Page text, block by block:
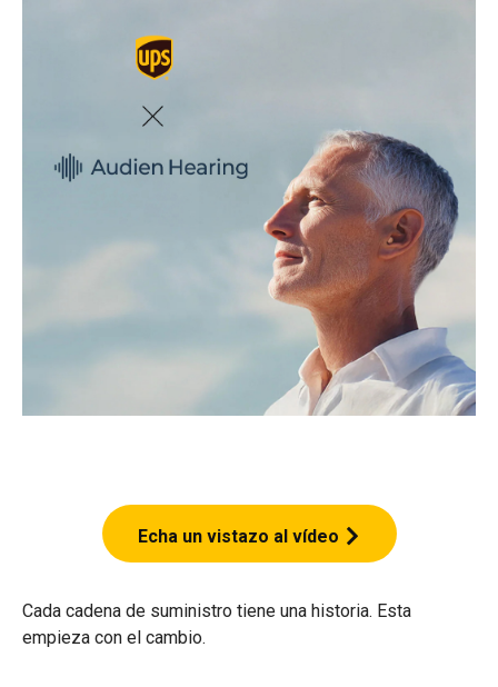
Echa un vistazo al vídeo
Cada cadena de suministro tiene una historia. Esta
empieza con el cambio.